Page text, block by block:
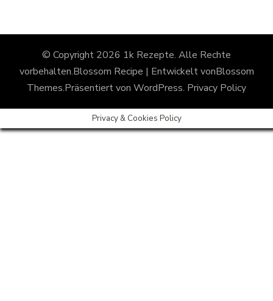
© Copyright 2026 1k Rezepte. Alle Rechte
vorbehalten.Blossom Recipe | Entwickelt vonBlossom
Themes.Präsentiert von WordPress. Privacy Policy
Privacy & Cookies Policy